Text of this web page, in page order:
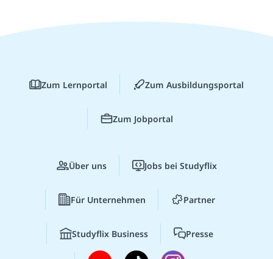
Zum Lernportal Zum Ausbildungsportal
Zum Jobportal
Über uns Jobs bei Studyflix
Für Unternehmen Partner
Studyflix Business Presse